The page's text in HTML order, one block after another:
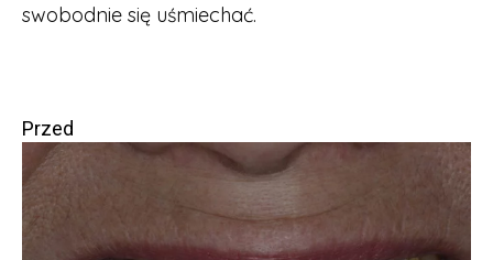
swobodnie się uśmiechać.
Przed